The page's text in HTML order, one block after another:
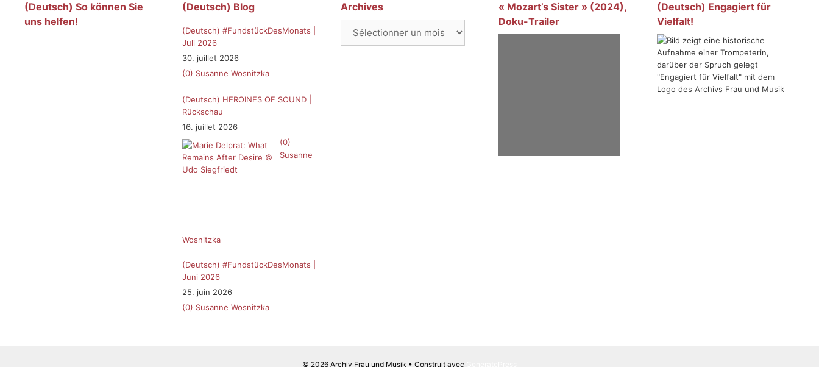
(Deutsch) So können Sie
uns helfen!
(Deutsch) Blog
(Deutsch) #FundstückDesMonats |
Juli 2026
30. juillet 2026
(0) Susanne Wosnitzka
(Deutsch) HEROINES OF SOUND |
Rückschau
16. juillet 2026
(0)
Susanne
Wosnitzka
(Deutsch) #FundstückDesMonats |
Juni 2026
25. juin 2026
(0) Susanne Wosnitzka
Archives
« Mozart’s Sister » (2024),
Doku-Trailer
(Deutsch) Engagiert für
Vielfalt!
© 2026 Archiv Frau und Musik • Construit avec